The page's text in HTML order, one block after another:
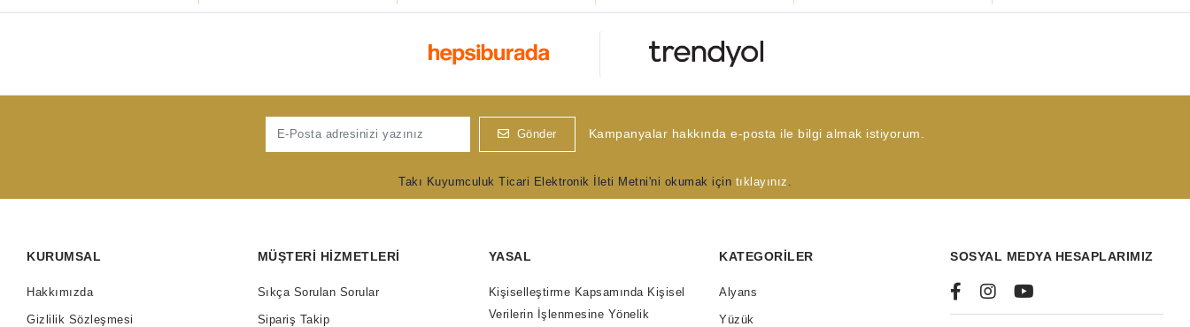
Gönder Kampanyalar hakkında e-posta ile bilgi almak istiyorum.
Takı Kuyumculuk Ticari Elektronik İleti Metni'ni okumak için tıklayınız
KURUMSAL
Hakkımızda
Gizlilik Sözleşmesi
MÜŞTERI HIZMETLERI
Sıkça Sorulan Sorular
Sipariş Takip
YASAL
Kişiselleştirme Kapsamında Kişisel
Verilerin İşlenmesine Yönelik
KATEGORILER
Alyans
Yüzük
SOSYAL MEDYA HESAPLARIMIZ